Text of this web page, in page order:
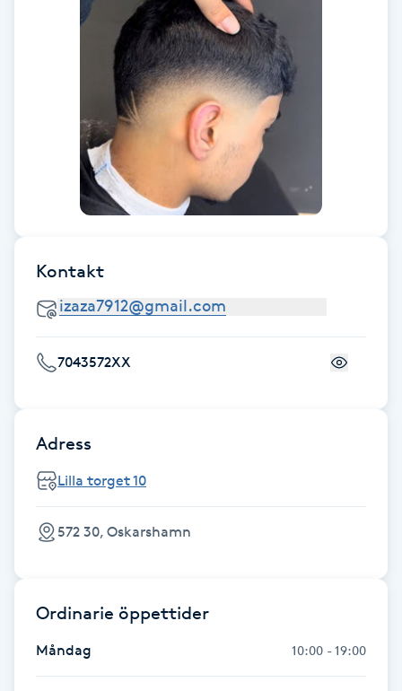
Faceliftmassage
Fet hårbotten
Fettreducering
Fibromassage
Fillers
Fotmassage
Fotvård
Fransar
Fransborttagning
Fransfärgning
Kontakt
7043572XX
Adress
Lilla torget 10
572 30, Oskarshamn
Ordinarie öppettider
Måndag 10:00 - 19:00